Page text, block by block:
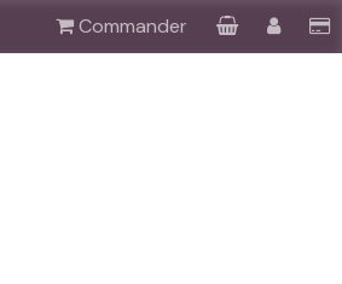
Commander